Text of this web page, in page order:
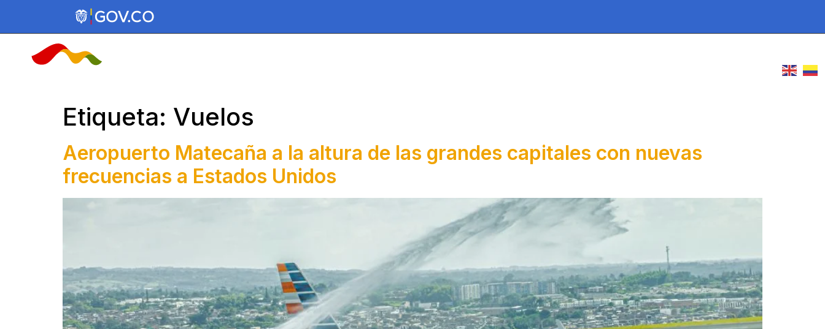
Etiqueta: Vuelos
Aeropuerto Matecaña a la altura de las grandes capitales con nuevas
frecuencias a Estados Unidos